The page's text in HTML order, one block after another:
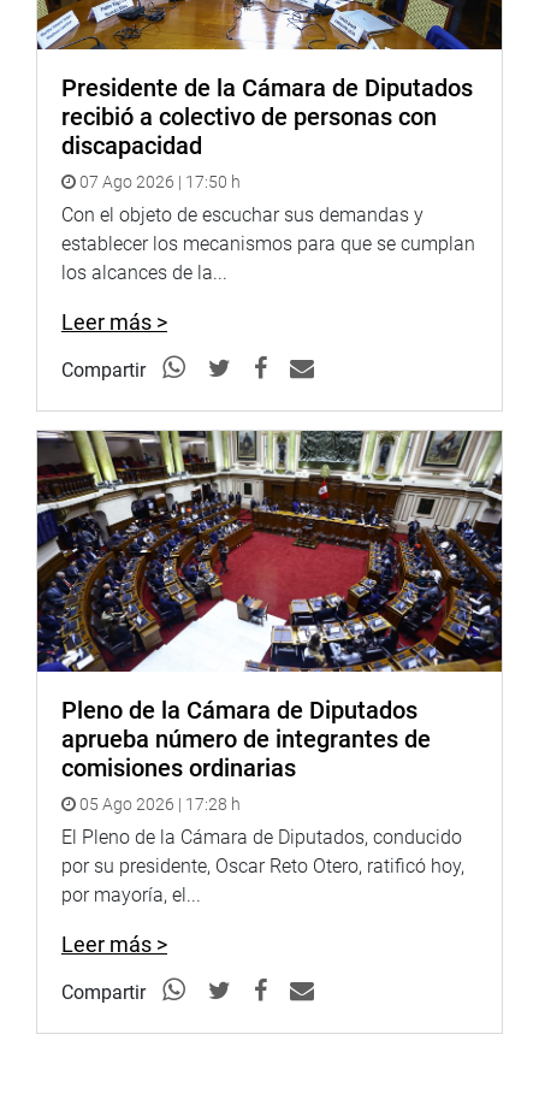
sido dentro del debido proceso”, subrayó.
Lossio de no hacer caso a la convocatoria, la congresista
dijo que se le citará por tercera vez y de lo contrario se le
aplicará los apremios que le asiste la ley a la Comisión.
(JON)
PRENSA-CONGRESO
4-5-18
Presidente de la Cámara de Diputados
recibió a colectivo de personas con
discapacidad
07 Ago 2026 | 17:50 h
Con el objeto de escuchar sus demandas y
establecer los mecanismos para que se cumplan
los alcances de la...
Leer más >
Compartir
Pleno de la Cámara de Diputados
aprueba número de integrantes de
comisiones ordinarias
05 Ago 2026 | 17:28 h
El Pleno de la Cámara de Diputados, conducido
por su presidente, Oscar Reto Otero, ratificó hoy,
por mayoría, el...
Leer más >
Compartir